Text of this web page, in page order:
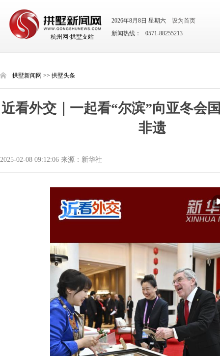
杭州网·拱墅支站
2026年8月8日 星期六
设为首页
新闻热线： 0571-88255213
拱墅新闻网 >> 拱墅头条
近看外交｜一起看“尔滨”向亚冬会
非遗
2025-02-08 09:12:06 来源：新华社